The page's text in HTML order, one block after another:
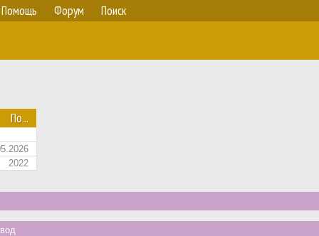
Помощь Форум Поиск
По...
2022